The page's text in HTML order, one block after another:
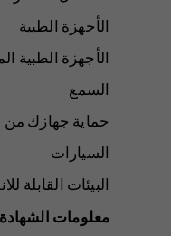
الأجهزة الطبية
الأجهزة الطبية
السمع
حماية جهازك من
السيارات
البيئات القابلة
معلومات الشهادة